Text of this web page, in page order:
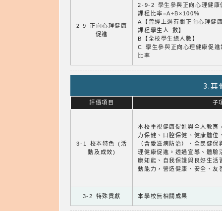
2-9 正向心理健康
促進
2-9-2 學生參與正向心理健康
課程比率=A÷B×100％
A【曾經上過有關正向心理健
課程學生人 數】
B【全校學生總人數】
C 學生參與正向心理健康促進
比率
3.其
評價項目 子
3-1 校本特色 (活
動及成效)
本校重視健康促進與全人教育
力保健、口腔保健、健康體位
（含愛滋病防治）、全民健
理健康促進。透過宣導、體驗
康知能、自我保護與良好生
動能力，營造健康、安全、友
3-2 特殊貢獻 本學校無相關成果